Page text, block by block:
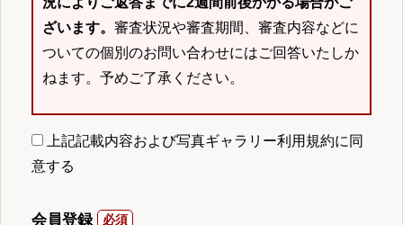
ざいます。 審査状況や審査期間、審査内容などに
ついての個別のお問い合わせにはご回答いたしか
ねます。予めご了承ください。
上記記載内容および写真ギャラリー利用規約に同
意する
会員登録